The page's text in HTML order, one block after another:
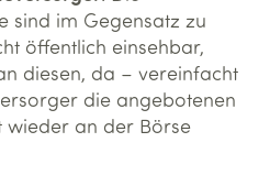
sind im Gegensatz zu
öffentlich einsehbar,
diesen, da – vereinfacht
die angebotenen
wieder an der Börse